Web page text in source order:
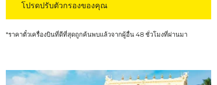
โปรดปรับตัวกรองของคุณ
*ราคาตั๋วเครื่องบินที่ดีที่สุดถูกค้นพบแล้วจากผู้อื่น 48 ชั่วโมงที่ผ่านมา